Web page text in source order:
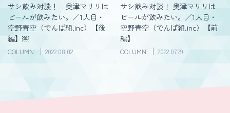
サシ飲み対談！ 奥津マリリは
ビールが飲みたい。／1人目・
空野青空（でんぱ組.inc）【後
編】￼
COLUMN 2022.08.02
サシ飲み対談！ 奥津マリリは
ビールが飲みたい。／1人目・
空野青空（でんぱ組.inc）【前
編】
COLUMN 2022.07.29